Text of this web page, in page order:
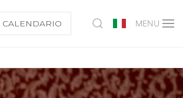
CALENDARIO MENU